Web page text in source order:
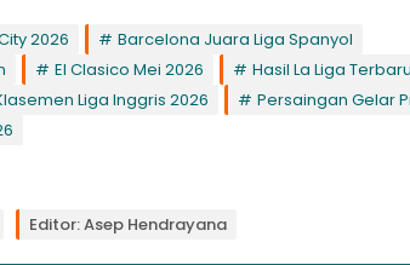
2026
Barcelona Juara Liga Spanyol
El Clasico Mei 2026
Hasil La Liga
Liga Inggris 2026
Persaingan Gelar
Editor: Asep Hendrayana